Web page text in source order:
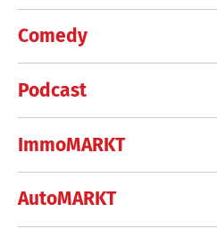
Comedy
Podcast
ImmoMARKT
AutoMARKT